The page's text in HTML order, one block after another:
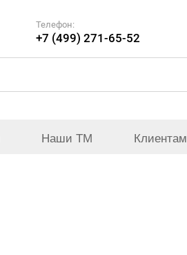
Телефон:
+7 (499) 271-65-52
Наши ТМ Клиентам